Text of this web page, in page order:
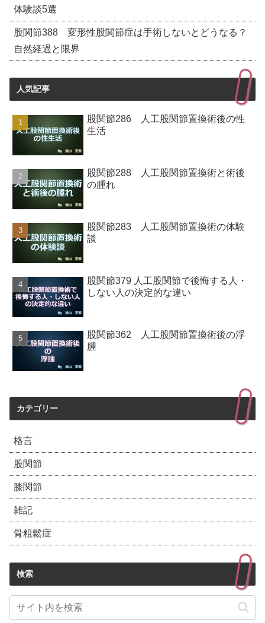
体験談5選
股関節388 変形性股関節症は手術しないとどうなる？
自然経過と限界
人気記事
股関節286 人工股関節置換術後の性
生活
股関節288 人工股関節置換術と術後
の腫れ
股関節283 人工股関節置換術の体験
談
股関節379 人工股関節で後悔する人・
しない人の決定的な違い
股関節362 人工股関節置換術後の浮
腫
カテゴリー
格言
股関節
膝関節
雑記
骨粗鬆症
検索